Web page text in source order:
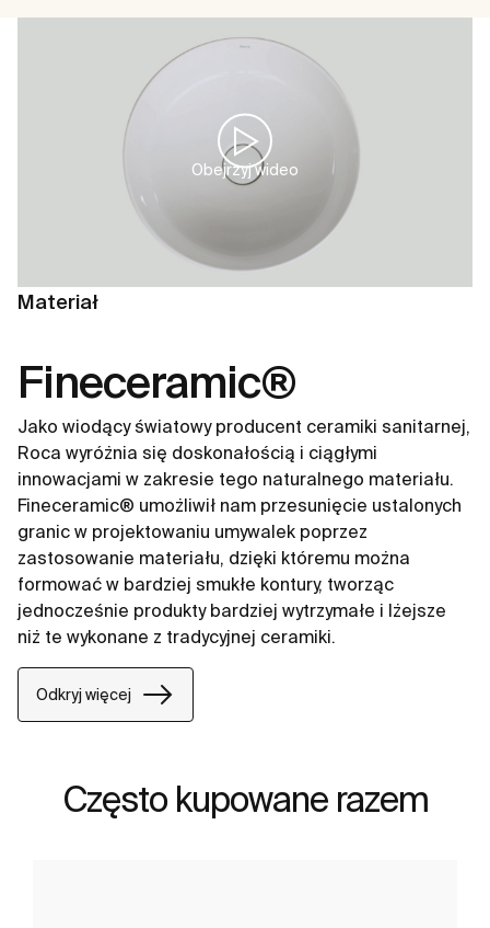
Obejrzyj wideo
Materiał
Fineceramic®
Jako wiodący światowy producent ceramiki sanitarnej,
Roca wyróżnia się doskonałością i ciągłymi
innowacjami w zakresie tego naturalnego materiału.
Fineceramic® umożliwił nam przesunięcie ustalonych
granic w projektowaniu umywalek poprzez
zastosowanie materiału, dzięki któremu można
formować w bardziej smukłe kontury, tworząc
jednocześnie produkty bardziej wytrzymałe i lżejsze
niż te wykonane z tradycyjnej ceramiki.
Odkryj więcej
Często kupowane razem